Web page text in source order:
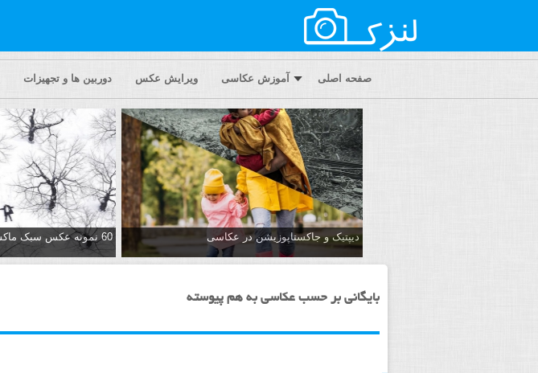
صفحه اصلی آموزش عکاسی ویرایش عکس دوربین ها و تجهیزات
دیپتیک و جاکستا‌پوزیشن در عکاسی 60 نمونه عکس سبک ماکسیمالیسم
بایگانی بر حسب عکاسی به هم پیوسته